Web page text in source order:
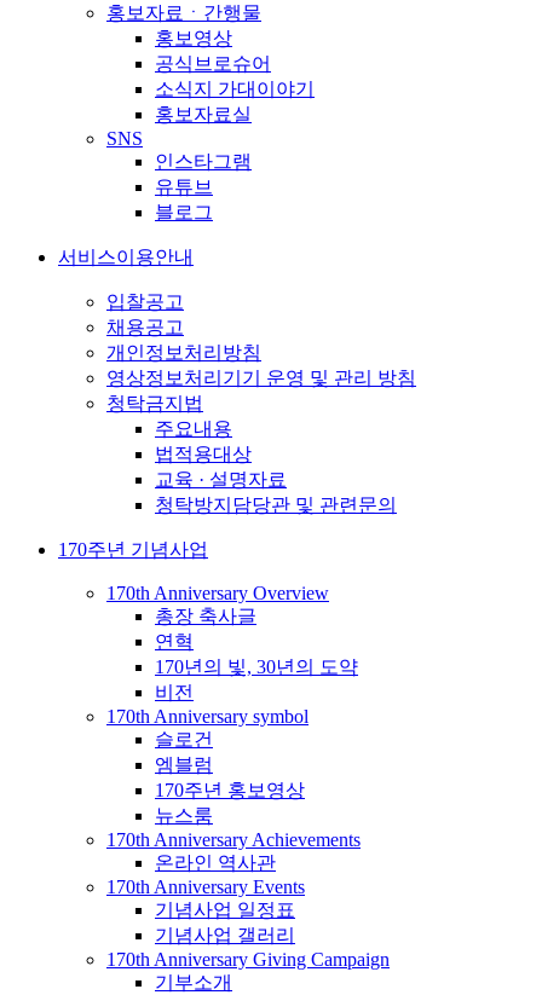
홍보자료ㆍ간행물
홍보영상
공식브로슈어
소식지 가대이야기
홍보자료실
SNS
인스타그램
유튜브
블로그
서비스이용안내
입찰공고
채용공고
개인정보처리방침
영상정보처리기기 운영 및 관리 방침
청탁금지법
주요내용
법적용대상
교육 · 설명자료
청탁방지담당관 및 관련문의
170주년 기념사업
170th Anniversary Overview
총장 축사글
연혁
170년의 빛, 30년의 도약
비전
170th Anniversary symbol
슬로건
엠블럼
170주년 홍보영상
뉴스룸
170th Anniversary Achievements
온라인 역사관
170th Anniversary Events
기념사업 일정표
기념사업 갤러리
170th Anniversary Giving Campaign
기부소개